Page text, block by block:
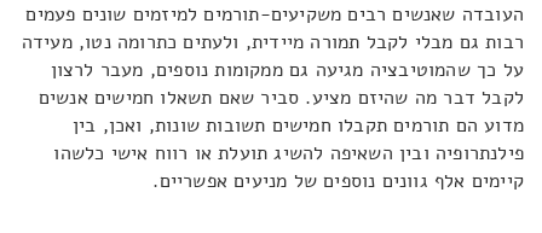
העובדה שאנשים רבים משקיעים-תורמים למיזמים שונים פעמים
רבות גם מבלי לקבל תמורה מיידית, ולעתים כתרומה נטו, מעידה
על כך שהמוטיבציה מגיעה גם ממקומות נוספים, מעבר לרצון
לקבל דבר מה שהיזם מציע. סביר שאם תשאלו חמישים אנשים
מדוע הם תורמים תקבלו חמישים תשובות שונות, ואכן, בין
פילנתרופיה ובין השאיפה להשיג תועלת או רווח אישי כלשהו
קיימים אלף גוונים נוספים של מניעים אפשריים.